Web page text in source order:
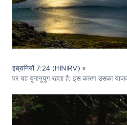
इब्रानियों 7:24 (HINIRV) »
पर यह युगानुयुग रहता है; इस कारण उसका